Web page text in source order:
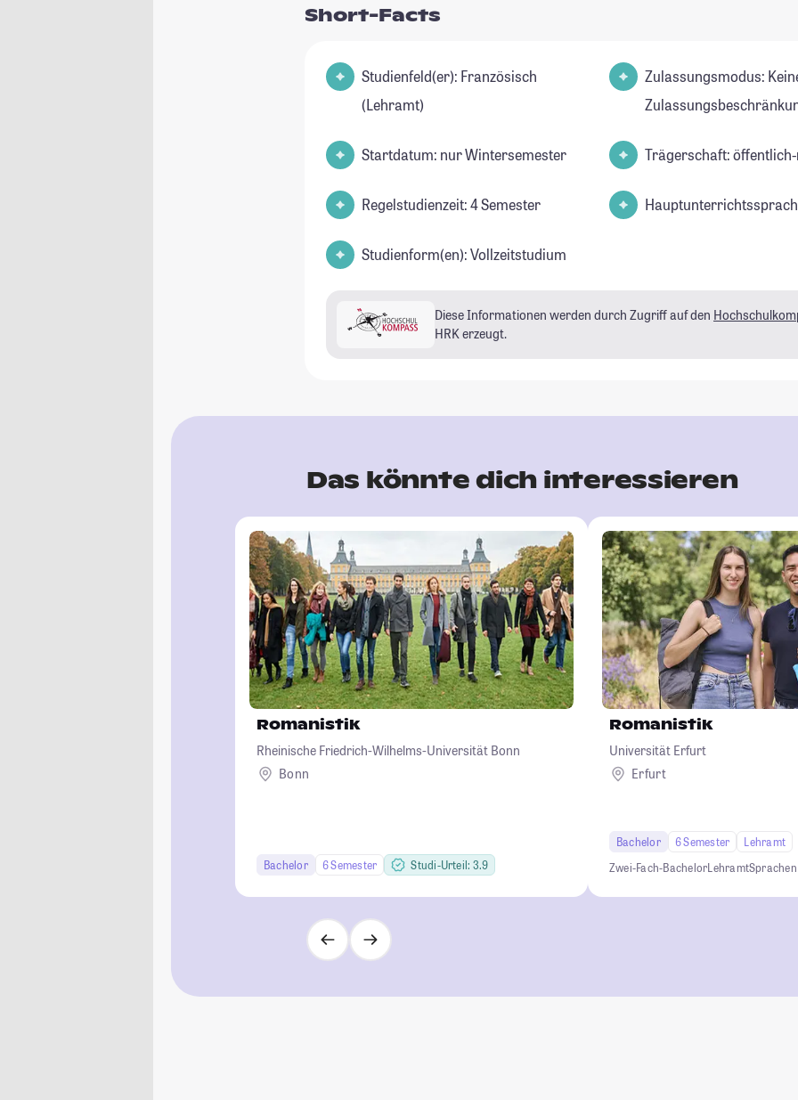
Short-Facts
Studienfeld(er): Französisch
(Lehramt)
Startdatum: nur Wintersemester
Regelstudienzeit: 4 Semester
Studienform(en): Vollzeitstudium
Zulassungsmodus:
Trägerschaft:
Diese Informationen werden durch Zugriff auf den
HRK erzeugt.
Das könnte dich interessieren
Romanistik
Rheinische Friedrich-Wilhelms-Universität Bonn
Bonn
Bachelor 6 Semester Studi-Urteil: 3.9
Romanistik
Universität Erfurt
Erfurt
Bachelor 6 Semester
Lehramt
Zwei-Fach-BachelorLehramtSprachen